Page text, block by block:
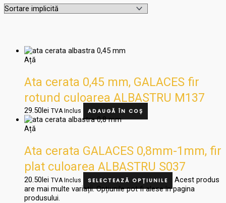
Ață
Ata cerata 0,45 mm, GALACES fir
rotund culoarea ALBASTRU M137
29.50 lei TVA Inclus ADAUGĂ ÎN COȘ
Ață
Ata cerata GALACES 0,8mm-1mm, fir
plat culoarea ALBASTRU S037
20.50lei TVA Inclus SELECTEAZĂ OPȚIUNILE
Acest produs
are mai multe variații. Opțiunile pot fi alese în pagina
produsului.